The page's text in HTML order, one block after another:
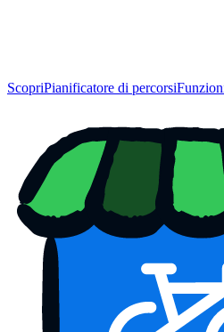
ScopriPianificatore di percorsi